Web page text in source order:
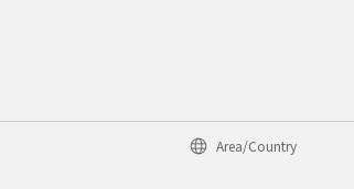
Area/Country